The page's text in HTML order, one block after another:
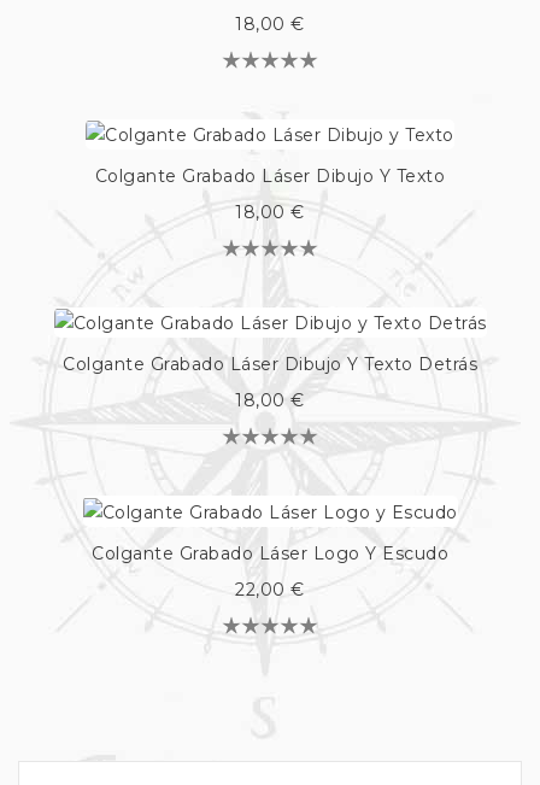
18,00 €
Colgante Grabado Láser Dibujo Y Texto
18,00 €
Colgante Grabado Láser Dibujo Y Texto Detrás
18,00 €
Colgante Grabado Láser Logo Y Escudo
22,00 €